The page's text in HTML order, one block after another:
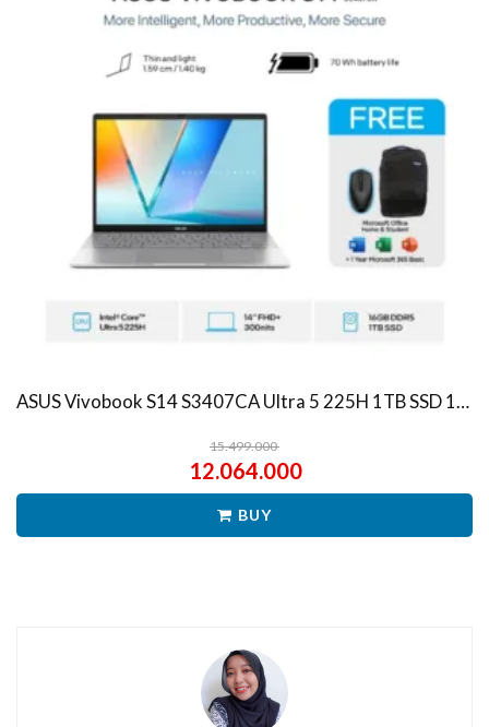
ASUS Vivobook S14 S3407CA Ultra 5 225H 1TB SSD 16GB WUXGA IPS Win11+OHS
15.499.000
12.064.000
BUY